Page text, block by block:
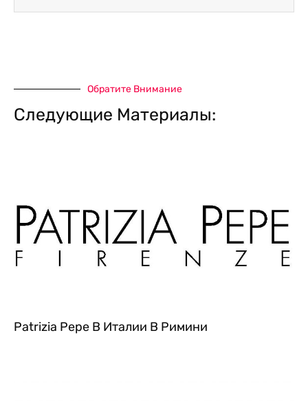
Обратите Внимание
Следующие Материалы:
Patrizia Pepe В Италии В Римини